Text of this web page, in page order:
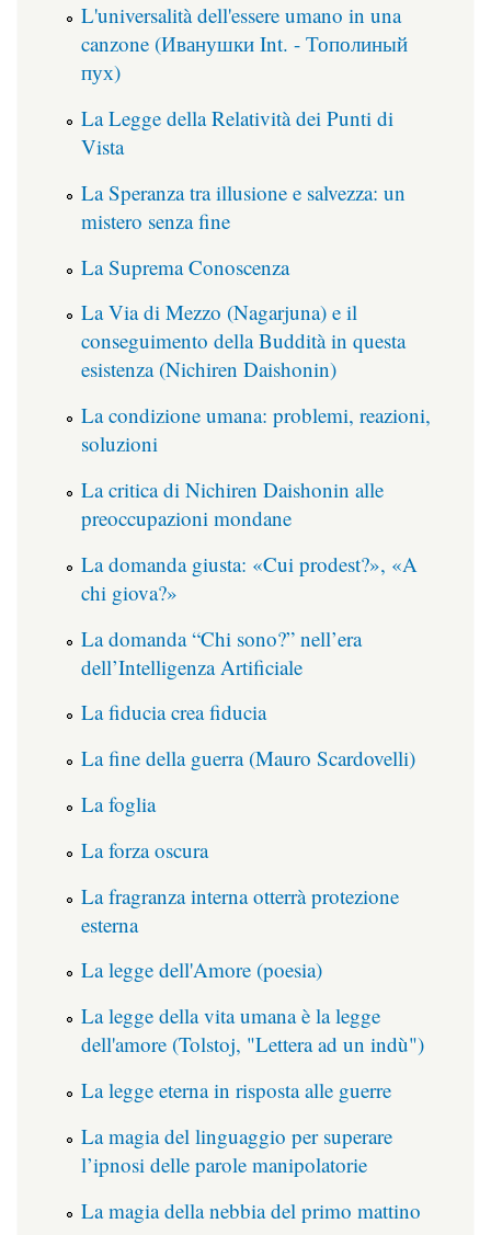
L'universalità dell'essere umano in una
canzone (Иванушки Int. - Тополиный
пух)
La Legge della Relatività dei Punti di
Vista
La Speranza tra illusione e salvezza: un
mistero senza fine
La Suprema Conoscenza
La Via di Mezzo (Nagarjuna) e il
conseguimento della Buddità in questa
esistenza (Nichiren Daishonin)
La condizione umana: problemi, reazioni,
soluzioni
La critica di Nichiren Daishonin alle
preoccupazioni mondane
La domanda giusta: «Cui prodest?», «A
chi giova?»
La domanda “Chi sono?” nell’era
dell’Intelligenza Artificiale
La fiducia crea fiducia
La fine della guerra (Mauro Scardovelli)
La foglia
La forza oscura
La fragranza interna otterrà protezione
esterna
La legge dell'Amore (poesia)
La legge della vita umana è la legge
dell'amore (Tolstoj, "Lettera ad un indù")
La legge eterna in risposta alle guerre
La magia del linguaggio per superare
l’ipnosi delle parole manipolatorie
La magia della nebbia del primo mattino